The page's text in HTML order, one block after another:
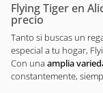
Flying Tiger en
precio
Tanto si buscas un
especial a tu hogar,
Con una amplia
constantemente,